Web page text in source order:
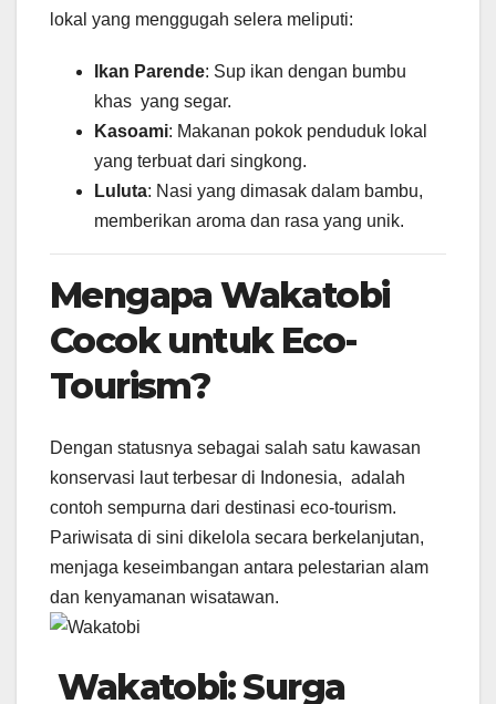
lokal yang menggugah selera meliputi:
Ikan Parende: Sup ikan dengan bumbu
khas yang segar.
Kasoami: Makanan pokok penduduk lokal
yang terbuat dari singkong.
Luluta: Nasi yang dimasak dalam bambu,
memberikan aroma dan rasa yang unik.
Mengapa Wakatobi
Cocok untuk Eco-
Tourism?
Dengan statusnya sebagai salah satu kawasan
konservasi laut terbesar di Indonesia, adalah
contoh sempurna dari destinasi eco-tourism.
Pariwisata di sini dikelola secara berkelanjutan,
menjaga keseimbangan antara pelestarian alam
dan kenyamanan wisatawan.
Wakatobi: Surga